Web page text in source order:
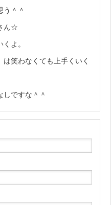
う＾＾
ん☆
よ。
笑わなくても上手くいく
しですな＾＾